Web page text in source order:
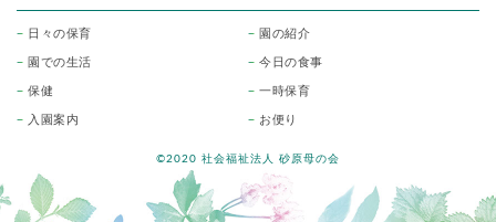
日々の保育 園の紹介
園での生活 今日の食事
保健 一時保育
入園案内 お便り
©2020 社会福祉法人 砂原母の会